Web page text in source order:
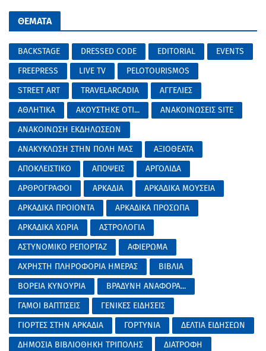
ΘΕΜΑΤΑ
BACKSTAGE DRESSED CODE EDITORIAL
EVENTS
FREEPRESS
LIVE TV
PELOTOURISMOS
STREET ART
TRAVELARCADIA
ΑΓΓΕΛΙΕΣ
ΑΘΛΗΤΙΚΑ
ΑΚΟΥΣΤΗΚΕ ΟΤΙ...
ΑΝΑΚΟΙΝΩΣΕΙΣ SITE
ΑΝΑΚΟΙΝΩΣΗ ΕΚΔΗΛΩΣΕΩΝ
ΑΝΑΚΥΚΛΩΣΗ ΣΤΗΝ ΠΟΛΗ ΜΑΣ
ΑΞΙΟΘΕΑΤΑ
ΑΠΟΚΛΕΙΣΤΙΚΟ
ΑΠΟΨΕΙΣ
ΑΡΓΟΛΙΔΑ
ΑΡΘΡΟΓΡΑΦΟΙ
ΑΡΚΑΔΙΑ
ΑΡΚΑΔΙΚΑ ΜΟΥΣΕΙΑ
ΑΡΚΑΔΙΚΑ ΠΡΟΙΟΝΤΑ
ΑΡΚΑΔΙΚΑ ΠΡΟΣΩΠΑ
ΑΡΚΑΔΙΚΑ ΧΩΡΙΑ
ΑΣΤΡΟΛΟΓΙΑ
ΑΣΤΥΝΟΜΙΚΟ ΡΕΠΟΡΤΑΖ
ΑΦΙΕΡΩΜΑ
ΑΧΡΗΣΤΗ ΠΛΗΡΟΦΟΡΙΑ ΗΜΕΡΑΣ
ΒΙΒΛΙΑ
ΒΟΡΕΙΑ ΚΥΝΟΥΡΙΑ
ΒΡΑΔΥΝΗ ΑΝΑΦΟΡΑ...
ΓΑΜΟΙ ΒΑΠΤΙΣΕΙΣ
ΓΕΝΙΚΕΣ ΕΙΔΗΣΕΙΣ
ΓΙΟΡΤΕΣ ΣΤΗΝ ΑΡΚΑΔΙΑ
ΓΟΡΤΥΝΙΑ
ΔΕΛΤΙΑ ΕΙΔΗΣΕΩΝ
ΔΗΜΟΣΙΑ ΒΙΒΛΙΟΘΗΚΗ ΤΡΙΠΟΛΗΣ
ΔΙΑΤΡΟΦΗ